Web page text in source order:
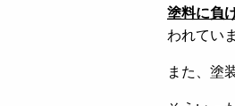
塗料に負
われてい
また、塗